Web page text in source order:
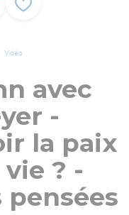
Vidéo
avec
-
la paix
? -